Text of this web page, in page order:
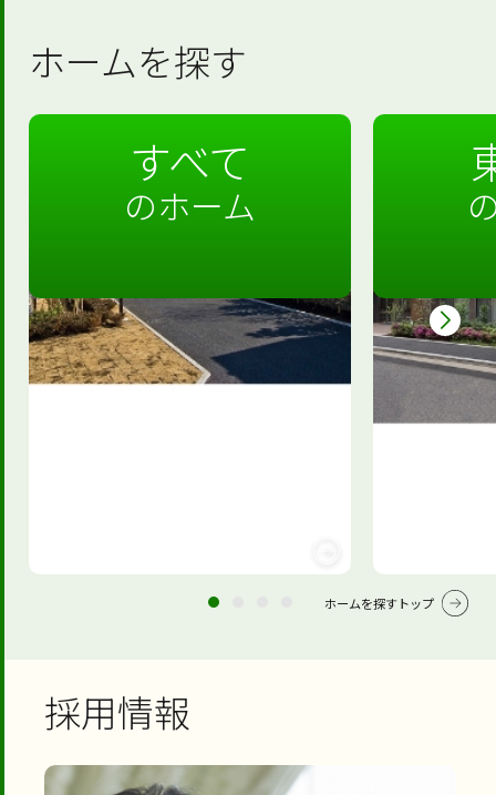
ホームを探す
すべて
のホーム
ホームを探すトップ
採用情報